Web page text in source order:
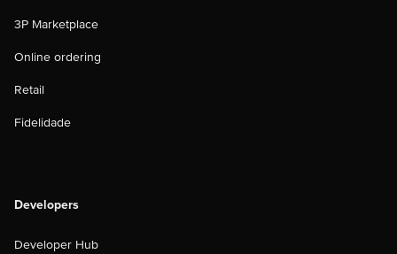
3P Marketplace
Online ordering
Retail
Fidelidade
Developers
Developer Hub